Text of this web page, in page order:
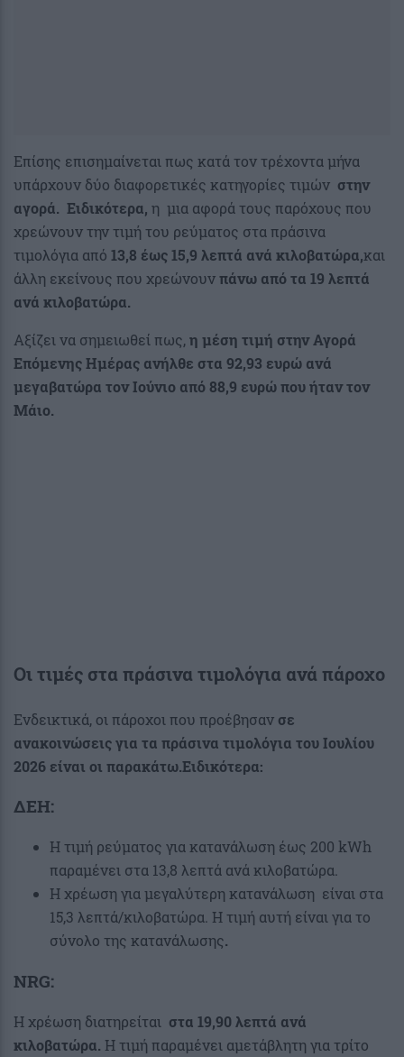
Eπίσης επισημαίνεται πως κατά τον τρέχοντα μήνα
υπάρχουν δύο διαφορετικές κατηγορίες τιμών στην
αγορά. Ειδικότερα, η μια αφορά τους παρόχους που
χρεώνουν την τιμή του ρεύματος στα πράσινα
τιμολόγια από 13,8 έως 15,9 λεπτά ανά κιλοβατώρα,και
άλλη εκείνους που χρεώνουνπάνω από τα 19 λεπτά
ανά κιλοβατώρα.
Αξίζει να σημειωθεί πως,η μέση τιμή στην Αγορά
Επόμενης Ημέρας ανήλθε στα 92,93 ευρώ ανά
μεγαβατώρα τον Ιούνιο από 88,9 ευρώ που ήταν τον
Μάιο.
Οι τιμές στα πράσινα τιμολόγια ανά πάροχο
Ενδεικτικά, οι πάροχοι που προέβησαν σε
ανακοινώσεις για τα πράσινα τιμολόγια του Ιουλίου
2026 είναι οι παρακάτω.Ειδικότερα:
ΔΕΗ:
Η τιμή ρεύματος για κατανάλωση έως 200 kWh
παραμένει στα 13,8 λεπτά ανά κιλοβατώρα.
Η χρέωση για μεγαλύτερη κατανάλωση είναι στα
15,3 λεπτά/κιλοβατώρα. Η τιμή αυτή είναι για το
σύνολο της κατανάλωσης.
NRG:
Η χρέωση διατηρείται στα 19,90 λεπτά ανά
κιλοβατώρα. Η τιμή παραμένει αμετάβλητη για τρίτο